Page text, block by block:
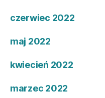
czerwiec 2022
maj 2022
kwiecień 2022
marzec 2022